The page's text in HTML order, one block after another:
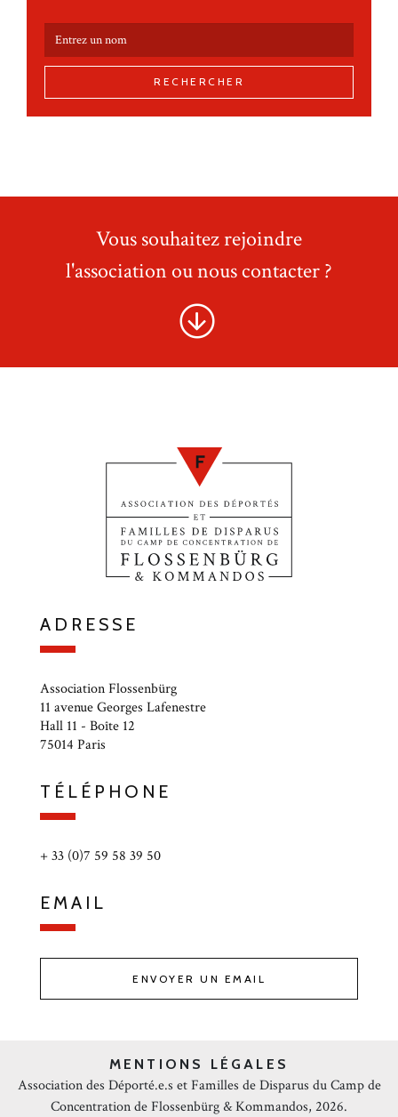
RECHERCHER
Vous souhaitez rejoindre
l'association ou nous contacter ?
ADRESSE
Association Flossenbürg
11 avenue Georges Lafenestre
Hall 11 - Boîte 12
75014 Paris
TÉLÉPHONE
+ 33 (0)7 59 58 39 50
EMAIL
ENVOYER UN EMAIL
MENTIONS LÉGALES
Association des Déporté.e.s et Familles de Disparus du Camp de
Concentration de Flossenbürg & Kommandos, 2026.